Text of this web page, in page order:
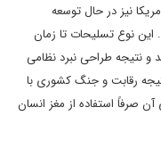
نیز در حال توسعه
نوع تسلیحات تا زمان
نتیجه طراحی نبرد نظامی
رقابت و جنگ کشوری با
صرفاً استفاده از مغز انسان